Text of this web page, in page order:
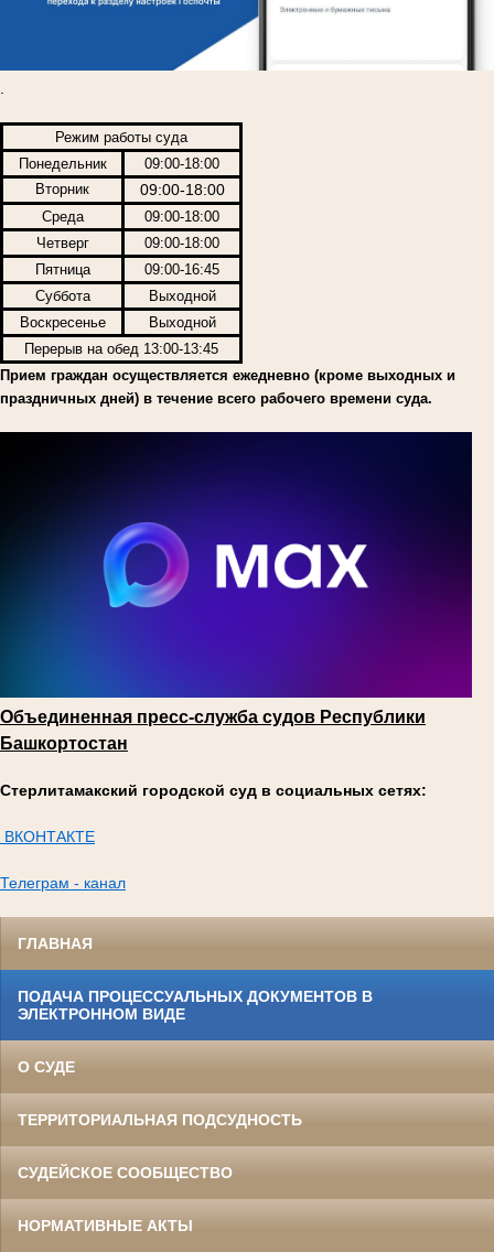
Режим работы суда
Понедельник
09:00-18:00
Вторник
09:00-18:00
Среда
09:00-18:00
Четверг
09:00-18:00
Пятница
09:00-16:45
Суббота
Выходной
Воскресенье
Выходной
Перерыв на обед 13:00-13:45
Прием граждан осуществляется ежедневно (кроме выходных и
праздничных дней) в течение всего рабочего времени суда.
Объединенная пресс-служба судов Республики
Башкортостан
Стерлитамакский городской суд в социальных сетях:
ВКОНТАКТЕ
Телеграм - канал
ГЛАВНАЯ
ПОДАЧА ПРОЦЕССУАЛЬНЫХ ДОКУМЕНТОВ В
ЭЛЕКТРОННОМ ВИДЕ
О СУДЕ
ТЕРРИТОРИАЛЬНАЯ ПОДСУДНОСТЬ
СУДЕЙСКОЕ СООБЩЕСТВО
НОРМАТИВНЫЕ АКТЫ